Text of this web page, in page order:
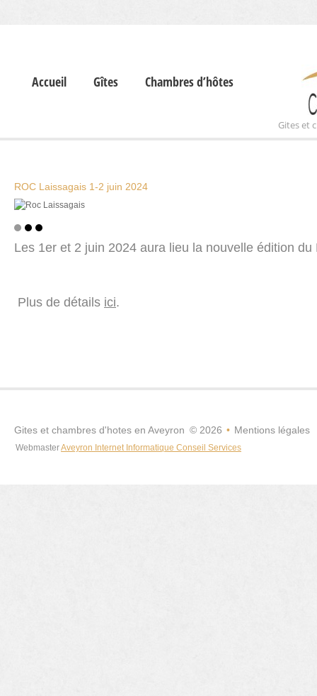
Gites et
Accueil Gîtes Chambres d’hôtes
ROC Laissagais 1-2 juin 2024
Les 1er et 2 juin 2024 aura lieu la nouvelle édition du
Plus de détails ici.
Gites et chambres d'hotes en Aveyron © 2026 • Mentions légales
WebmasterAveyron Internet Informatique Conseil Services